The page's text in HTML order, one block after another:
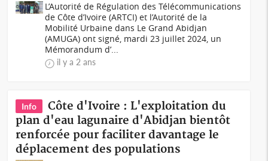
L’Autorité de Régulation des Télécommunications
de Côte d’Ivoire (ARTCI) et l’Autorité de la
Mobilité Urbaine dans Le Grand Abidjan
(AMUGA) ont signé, mardi 23 juillet 2024, un
Mémorandum d’...
il y a 2 ans
Info
Côte d'Ivoire : L'exploitation du
plan d'eau lagunaire d'Abidjan bientôt
renforcée pour faciliter davantage le
déplacement des populations